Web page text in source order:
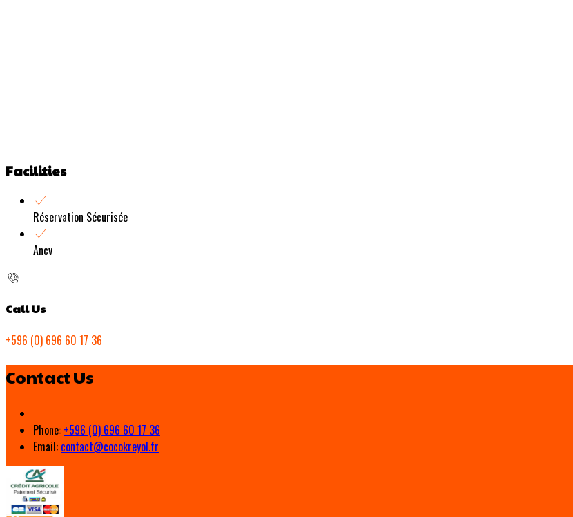
Facilities
Réservation Sécurisée
Ancv
Call Us
+596 (0) 696 60 17 36
Contact Us
Phone: +596 (0) 696 60 17 36
Email: contact@cocokreyol.fr